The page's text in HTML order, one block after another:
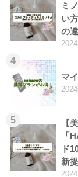
ミ
い
の
4
マ
5
【
「
ド
新